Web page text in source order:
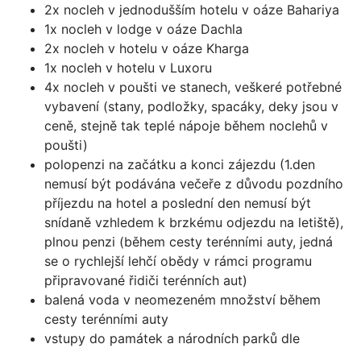
2x nocleh v jednodušším hotelu v oáze Bahariya
1x nocleh v lodge v oáze Dachla
2x nocleh v hotelu v oáze Kharga
1x nocleh v hotelu v Luxoru
4x nocleh v poušti ve stanech, veškeré potřebné
vybavení (stany, podložky, spacáky, deky jsou v
ceně, stejně tak teplé nápoje během noclehů v
poušti)
polopenzi na začátku a konci zájezdu (1.den
nemusí být podávána večeře z důvodu pozdního
příjezdu na hotel a poslední den nemusí být
snídaně vzhledem k brzkému odjezdu na letiště),
plnou penzi (během cesty terénními auty, jedná
se o rychlejší lehčí obědy v rámci programu
připravované řidiči terénních aut)
balená voda v neomezeném množství během
cesty terénními auty
vstupy do památek a národních parků dle